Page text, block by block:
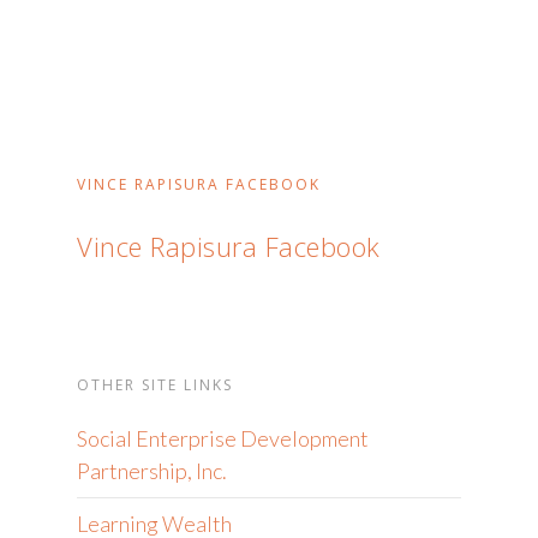
VINCE RAPISURA FACEBOOK
Vince Rapisura Facebook
OTHER SITE LINKS
Social Enterprise Development
Partnership, Inc.
Learning Wealth